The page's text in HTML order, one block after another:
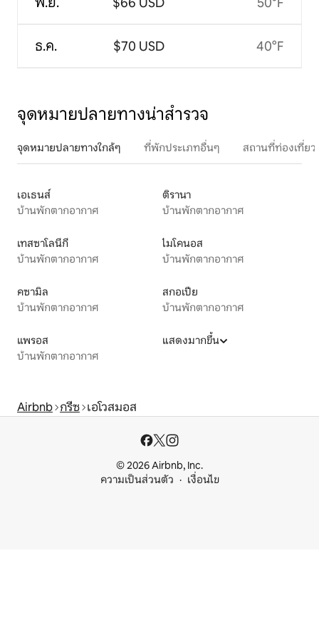
ธ.ค. $70 USD 40°F
จุดหมายปลายทางน่าสำรวจ
จุดหมายปลายทางใกล้ๆ ที่พักประเภทอื่นๆ สถานที่ท่องเที่ย
เอเธนส์
บ้านพักตากอากาศ
ติรานา
บ้านพักตากอากาศ
เทสซาโลนีกี
บ้านพักตากอากาศ
ไมโคนอส
บ้านพักตากอากาศ
คซามิล
บ้านพักตากอากาศ
สกอเปีย
บ้านพักตากอากาศ
แพรอส
บ้านพักตากอากาศ
แสดงมากขึ้น
Airbnb กรีซ เอโวสมอส
© 2026 Airbnb, Inc.
ความเป็นส่วนตัว
เงื่อนไข